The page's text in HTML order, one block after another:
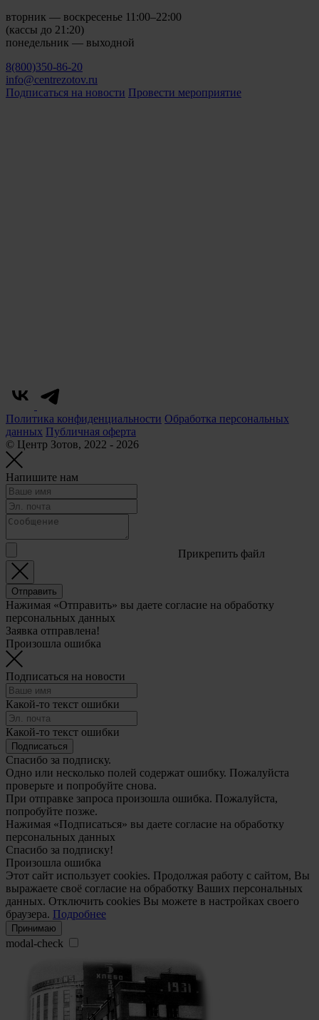
вторник — воскресенье 11:00–22:00
(кассы до 21:20)
понедельник — выходной
8(800)350-86-20
info@centrezotov.ru
Подписаться на новости Провести мероприятие
Политика конфиденциальности Обработка персональных
данных Публичная оферта
© Центр Зотов, 2022 - 2026
Напишите нам
Прикрепить файл
Отправить
Нажимая «Отправить» вы даете согласие на обработку
персональных данных
Заявка отправлена!
Произошла ошибка
Подписаться на новости
Какой-то текст ошибки
Какой-то текст ошибки
Подписаться
Спасибо за подписку.
Одно или несколько полей содержат ошибку. Пожалуйста
проверьте и попробуйте снова.
При отправке запроса произошла ошибка. Пожалуйста,
попробуйте позже.
Нажимая «Подписаться» вы даете согласие на обработку
персональных данных
Спасибо за подписку!
Произошла ошибка
Этот сайт использует cookies. Продолжая работу с сайтом, Вы
выражаете своё согласие на обработку Ваших персональных
данных. Отключить cookies Вы можете в настройках своего
браузера. Подробнее
Принимаю
modal-check